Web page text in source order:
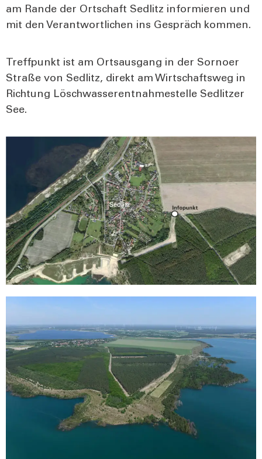
am Ran­de der Ort­schaft Sedlitz infor­mie­ren und
mit den Ver­ant­wort­li­chen ins Gespräch kom­men.
Treff­punkt ist am Orts­aus­gang in der Sorn­oer
Stra­ße von Sedlitz, direkt am Wirt­schafts­weg in
Rich­tung Lösch­was­ser­ent­nah­me­stel­le Sedlit­zer
See.